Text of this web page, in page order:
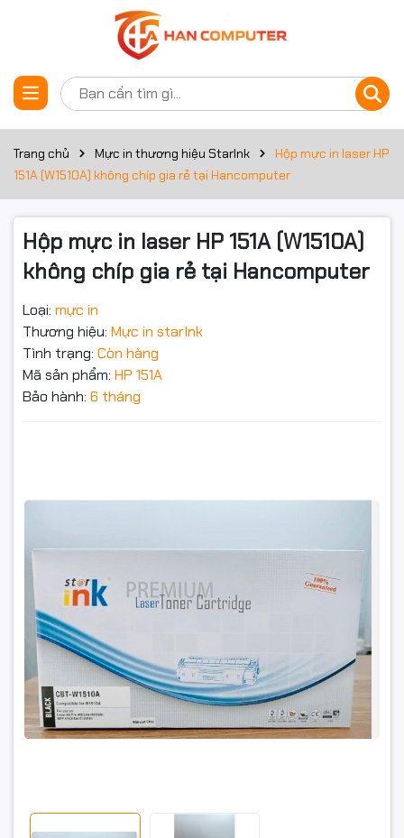
Trang chủ Mực in thương hiệu StarInk
Hộp mực in laser HP
151A (W1510A) không chíp gia rẻ tại Hancomputer
Hộp mực in laser HP 151A (W1510A)
không chíp gia rẻ tại Hancomputer
Loại: mực in
Thương hiệu: Mực in starInk
Tình trạng: Còn hàng
Mã sản phẩm: HP 151A
Bảo hành: 6 tháng
Thông số kỹ thuật
Thông số Chi tiết
Mã mực W1510A (151A)
Khoảng 3.050 – 3.100 trang (độ phủ 5%)
Máy in tương thích
HP LaserJet Pro 4003DN, M4003DW,
MFP4103FDN, MFP4103FDW
Đặt trước sản phẩm
Đặt trước sản phẩm để nhận thêm nhiều ưu đãi bạn